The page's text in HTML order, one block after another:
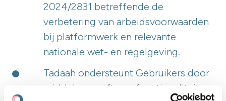
2024/2831 betreffende de
verbetering van arbeidsvoorwaarden
bij platformwerk en relevante
nationale wet- en regelgeving.
Tadaah ondersteunt Gebruikers door
middel van softwarefunctionaliteiten,